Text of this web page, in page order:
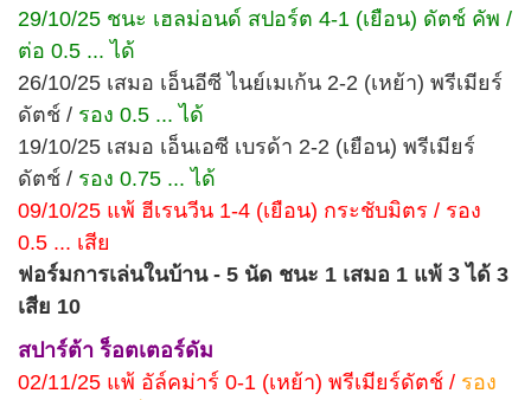
29/10/25 ชนะ เฮลม่อนด์ สปอร์ต 4-1 (เยือน) ดัตช์ คัพ /
ต่อ 0.5 ... ได้
26/10/25 เสมอ เอ็นอีซี ไนย์เมเก้น 2-2 (เหย้า) พรีเมียร์
ดัตช์ / รอง 0.5 ... ได้
19/10/25 เสมอ เอ็นเอซี เบรด้า 2-2 (เยือน) พรีเมียร์
ดัตช์ / รอง 0.75 ... ได้
09/10/25 แพ้ ฮีเรนวีน 1-4 (เยือน) กระชับมิตร / รอง
0.5 ... เสีย
ฟอร์มการเล่นในบ้าน - 5 นัด ชนะ 1 เสมอ 1 แพ้ 3 ได้ 3
เสีย 10
สปาร์ต้า ร็อตเตอร์ดัม
02/11/25 แพ้ อัล์คม่าร์ 0-1 (เหย้า) พรีเมียร์ดัตช์ / รอง